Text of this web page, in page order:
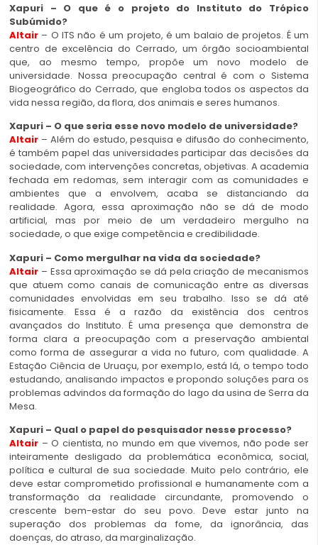
Xapuri – O que é o projeto do Instituto do Trópico
Subúmido?
Altair – O ITS não é um projeto, é um balaio de projetos. É um
centro de excelência do Cerrado, um órgão socioambiental
que, ao mesmo tempo, propõe um novo modelo de
universidade. Nossa preocupação central é com o Sistema
Biogeográfico do Cerrado, que engloba todos os aspectos da
vida nessa região, da flora, dos animais e seres humanos.
Xapuri – O que seria esse novo modelo de universidade?
Altair – Além do estudo, pesquisa e difusão do conhecimento,
é também papel das universidades participar das decisões da
sociedade, com intervenções concretas, objetivas. A academia
fechada em redomas, sem interagir com as comunidades e
ambientes que a envolvem, acaba se distanciando da
realidade. Agora, essa aproximação não se dá de modo
artificial, mas por meio de um verdadeiro mergulho na
sociedade, o que exige competência e credibilidade.
Xapuri – Como mergulhar na vida da sociedade?
Altair – Essa aproximação se dá pela criação de mecanismos
que atuem como canais de comunicação entre as diversas
comunidades envolvidas em seu trabalho. Isso se dá até
fisicamente. Essa é a razão da existência dos centros
avançados do Instituto. É uma presença que demonstra de
forma clara a preocupação com a preservação ambiental
como forma de assegurar a vida no futuro, com qualidade. A
Estação Ciência de Uruaçu, por exemplo, está lá, o tempo todo
estudando, analisando impactos e propondo soluções para os
problemas advindos da formação do lago da usina de Serra da
Mesa.
Xapuri – Qual o papel do pesquisador nesse processo?
Altair – O cientista, no mundo em que vivemos, não pode ser
inteiramente desligado da problemática econômica, social,
política e cultural de sua sociedade. Muito pelo contrário, ele
deve estar comprometido profissional e humanamente com a
transformação da realidade circundante, promovendo o
crescente bem-estar do seu povo. Deve estar junto na
superação dos problemas da fome, da ignorância, das
doenças, do atraso, da marginalização.